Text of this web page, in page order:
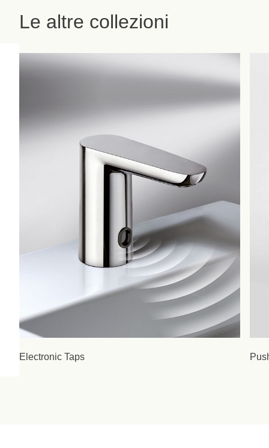
Le altre collezioni
Electronic Taps